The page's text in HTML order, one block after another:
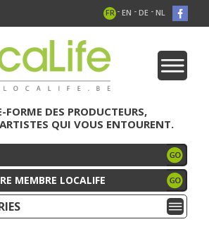
FR - EN - DE - NL
FORME DES PRODUCTEURS,
QUI VOUS ENTOURENT.
MEMBRE LOCALIFE